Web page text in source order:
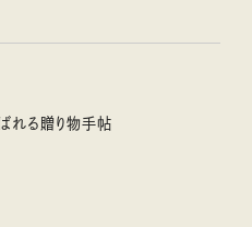
れる贈り物手帖